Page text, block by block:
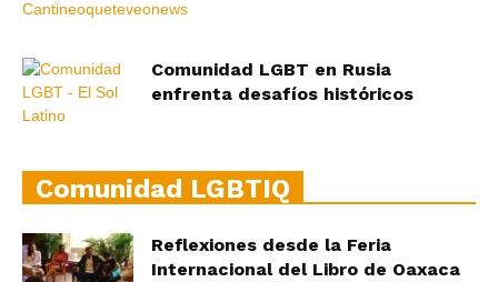
Comunidad LGBT en Rusia
enfrenta desafíos históricos
Comunidad LGBTIQ
Reflexiones desde la Feria
Internacional del Libro de Oaxaca